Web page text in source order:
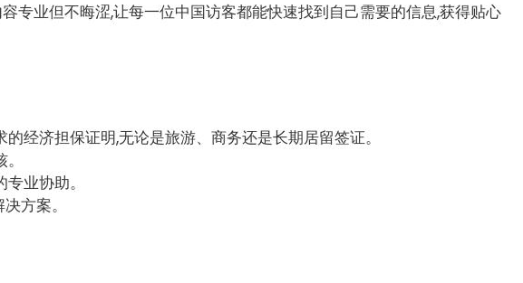
业但不晦涩,让每一位中国访客都能快速找到自己需要的信息,获得贴心
经济担保证明,无论是旅游、商务还是长期居留签证。
业协助。
方案。